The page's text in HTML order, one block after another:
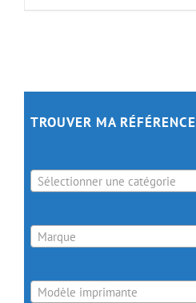
TROUVER MA RÉFÉRENCE
Sélectionner une catégorie
Marque
Modèle imprimante